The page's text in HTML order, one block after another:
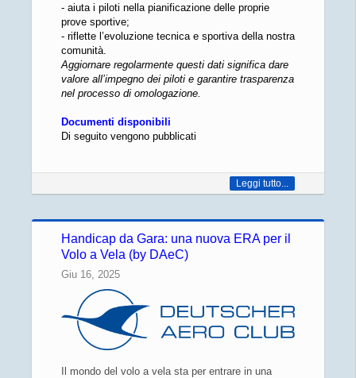
- aiuta i piloti nella pianificazione delle proprie
prove sportive;
- riflette l’evoluzione tecnica e sportiva della nostra
comunità.
Aggiornare regolarmente questi dati significa dare
valore all’impegno dei piloti e garantire trasparenza
nel processo di omologazione.
Documenti disponibili
Di seguito vengono pubblicati
Leggi tutto...
Handicap da Gara: una nuova ERA per il
Volo a Vela (by DAeC)
Giu 16, 2025
Il mondo del volo a vela sta per entrare in una